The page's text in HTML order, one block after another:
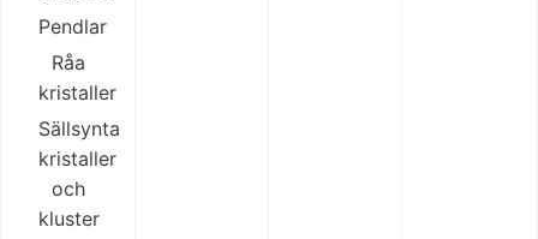
Pendlar
Råa
kristaller
Sällsynta
kristaller
och
kluster